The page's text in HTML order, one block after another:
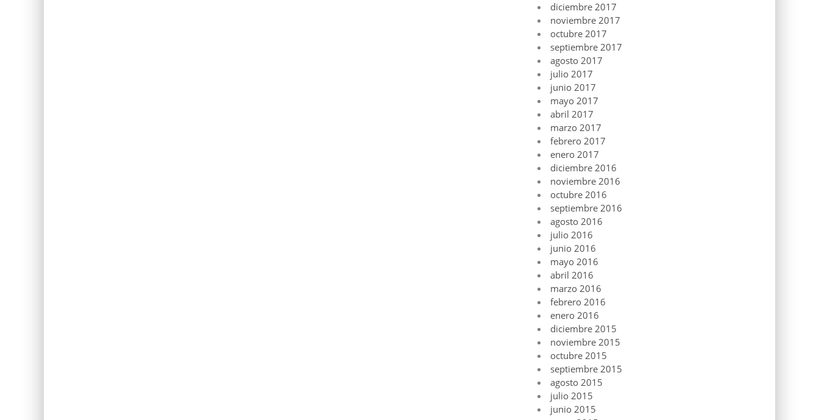
diciembre 2017
noviembre 2017
octubre 2017
septiembre 2017
agosto 2017
julio 2017
junio 2017
mayo 2017
abril 2017
marzo 2017
febrero 2017
enero 2017
diciembre 2016
noviembre 2016
octubre 2016
septiembre 2016
agosto 2016
julio 2016
junio 2016
mayo 2016
abril 2016
marzo 2016
febrero 2016
enero 2016
diciembre 2015
noviembre 2015
octubre 2015
septiembre 2015
agosto 2015
julio 2015
junio 2015